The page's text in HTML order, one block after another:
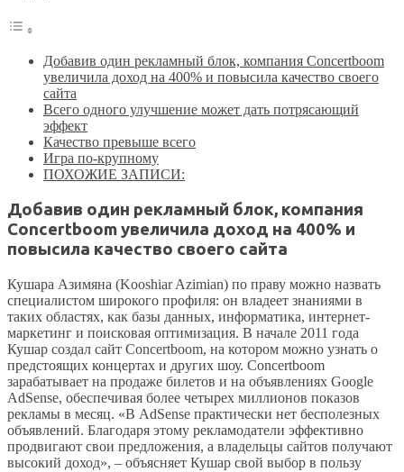
Добавив один рекламный блок, компания Concertboom
увеличила доход на 400% и повысила качество своего
сайта
Всего одного улучшение может дать потрясающий
эффект
Качество превыше всего
Игра по-крупному
ПОХОЖИЕ ЗАПИСИ:
Добавив один рекламный блок, компания
Concertboom увеличила доход на 400% и
повысила качество своего сайта
Кушара Азимяна (Kooshiar Azimian) по праву можно назвать
специалистом широкого профиля: он владеет знаниями в
таких областях, как базы данных, информатика, интернет-
маркетинг и поисковая оптимизация. В начале 2011 года
Кушар создал сайт Concertboom, на котором можно узнать о
предстоящих концертах и других шоу. Concertboom
зарабатывает на продаже билетов и на объявлениях Google
AdSense, обеспечивая более четырех миллионов показов
рекламы в месяц. «В AdSense практически нет бесполезных
объявлений. Благодаря этому рекламодатели эффективно
продвигают свои предложения, а владельцы сайтов получают
высокий доход», – объясняет Кушар свой выбор в пользу